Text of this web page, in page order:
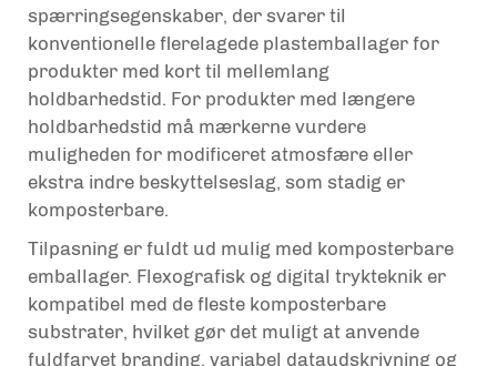
spærringsegenskaber, der svarer til
konventionelle flerelagede plastemballager for
produkter med kort til mellemlang
holdbarhedstid. For produkter med længere
holdbarhedstid må mærkerne vurdere
muligheden for modificeret atmosfære eller
ekstra indre beskyttelseslag, som stadig er
komposterbare.
Tilpasning er fuldt ud mulig med komposterbare
emballager. Flexografisk og digital trykteknik er
kompatibel med de fleste komposterbare
substrater, hvilket gør det muligt at anvende
fuldfarvet branding, variabel dataudskrivning og